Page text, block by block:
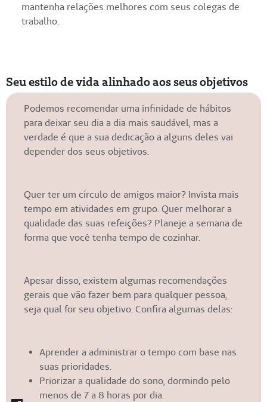
mantenha relações melhores com seus colegas de
trabalho.
Seu estilo de vida alinhado aos seus objetivos
Podemos recomendar uma infinidade de hábitos
para deixar seu dia a dia mais saudável, mas a
verdade é que a sua dedicação a alguns deles vai
depender dos seus objetivos.
Quer ter um círculo de amigos maior? Invista mais
tempo em atividades em grupo. Quer melhorar a
qualidade das suas refeições? Planeje a semana de
forma que você tenha tempo de cozinhar.
Apesar disso, existem algumas recomendações
gerais que vão fazer bem para qualquer pessoa,
seja qual for seu objetivo. Confira algumas delas:
Aprender a administrar o tempo com base nas
suas prioridades.
Priorizar a qualidade do sono, dormindo pelo
menos de 7 a 8 horas por dia.